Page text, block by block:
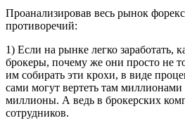
Проанализировав весь рынок
противоречий:
1) Если на рынке легко заработать,
брокеры, почему же они просто не
им собирать эти крохи, в виде
сами могут вертеть там миллионами
миллионы. А ведь в брокерских
сотрудников.